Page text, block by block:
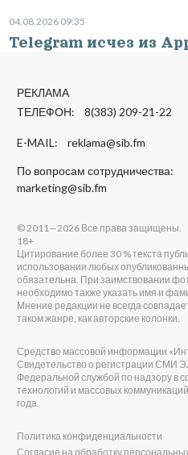
04.08.2026 09:35
Telegram исчез из
РЕКЛАМА
ТЕЛЕФОН: 8(383) 209-21-22
E-MAIL: reklama@sib.fm
По вопросам сотрудничества:
marketing@sib.fm
© 2011—2026 Все права защищены.
18+
Цитирование более 30 % текста
использовании любых
обязательна. При заимствовании
необходимо также указать имя и
Мнение редакции не всегда
таком жанре, как авторские колонки.
Средство массовой информации
Свидетельство о регистрации СМИ
Федеральной службой по надзору в
технологий и массовых
года.
Политика конфиденциальности
Согласие на обработку